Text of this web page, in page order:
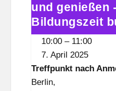
arbeiten,
leben
und
genießen
auch
als
und genießen
Bildungszeit
10:00 – 11:00
7. April 2025
Treffpunkt nach
Berlin,